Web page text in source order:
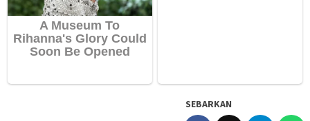
SEBARKAN